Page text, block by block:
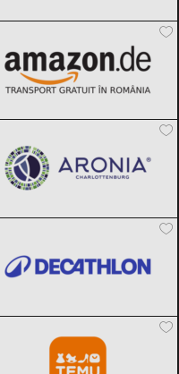
2026